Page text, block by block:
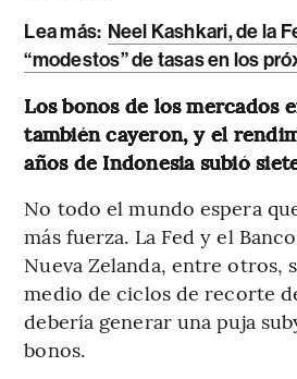
Lea más: Neel Kashkari, de la
“modestos” de tasas en los
Los bonos de los mercados
también cayeron, y el
años de Indonesia subió
No todo el mundo espera
más fuerza. La Fed y el
Nueva Zelanda, entre otros,
medio de ciclos de recorte
debería generar una puja
bonos.